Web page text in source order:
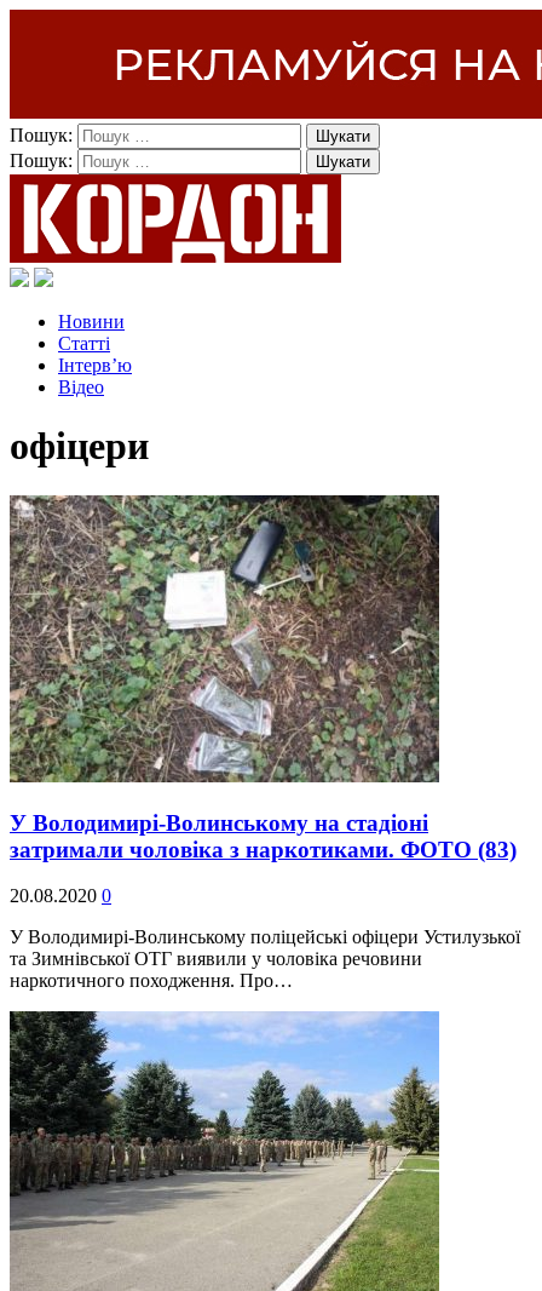
Пошук:
Пошук:
Новини
Статті
Інтерв’ю
Відео
офіцери
У Володимирі-Волинському на стадіоні
затримали чоловіка з наркотиками. ФОТО (83)
20.08.2020 0
У Володимирі-Волинському поліцейські офіцери Устилузької
та Зимнівської ОТГ виявили у чоловіка речовини
наркотичного походження. Про…